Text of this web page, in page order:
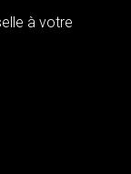
à votre